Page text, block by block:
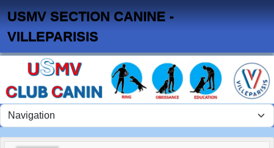
USMV SECTION CANINE -
VILLEPARISIS